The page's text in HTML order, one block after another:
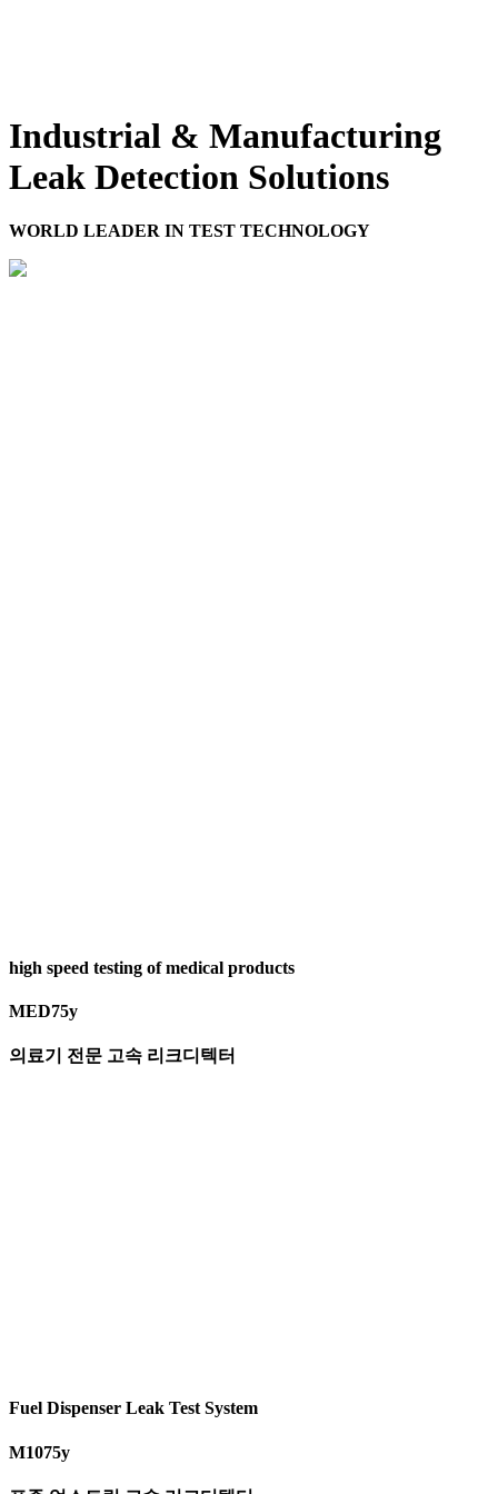
Industrial & Manufacturing
Leak Detection Solutions
WORLD LEADER IN TEST TECHNOLOGY
high speed testing of medical products
MED75y
의료기 전문 고속 리크디텍터
Fuel Dispenser Leak Test System
M1075y